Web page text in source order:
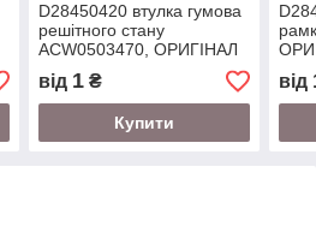
D28450420 втулка гумова
решітного стану
ACW0503470, ОРИГІНАЛ
AGCO
від 1₴
Купити
від